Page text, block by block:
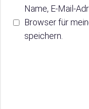
Name, E-Mail-
Browser für
speichern.